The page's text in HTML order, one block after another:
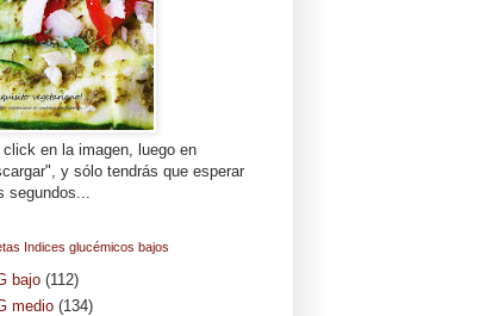
click en la imagen, luego en
y sólo tendrás que esperar
segundos...
Indices glucémicos bajos
bajo (112)
medio (134)